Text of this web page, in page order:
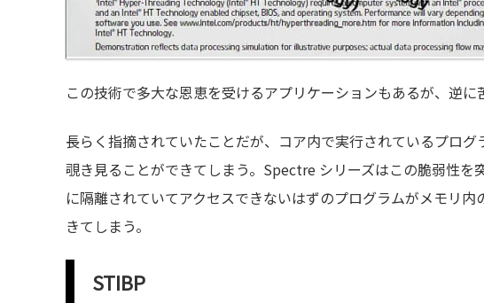
この技術で多大な恩恵を受けるアプリケーションもあるが、逆に
長らく指摘されていたことだが、コア内で実行されているプロ
覗き見ることができてしまう。Spectre シリーズはこの脆弱性を
に隔離されていてアクセスできないはずのプログラムがメモリ
きてしまう。
STIBP